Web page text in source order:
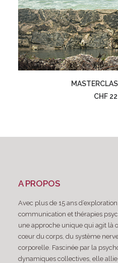
AJOUTER
CHF
A PROPOS
Avec plus de 15 ans
communication et thérapies
une approche unique qui agit là
cœur du corps, du système
corporelle. Fascinée par la
dynamiques collectives, elle